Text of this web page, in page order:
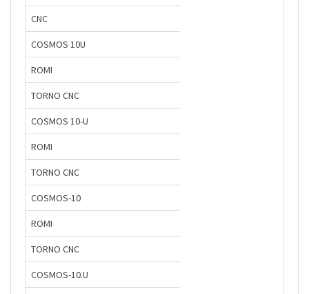
CNC
COSMOS 10U
ROMI
TORNO CNC
COSMOS 10-U
ROMI
TORNO CNC
COSMOS-10
ROMI
TORNO CNC
COSMOS-10.U